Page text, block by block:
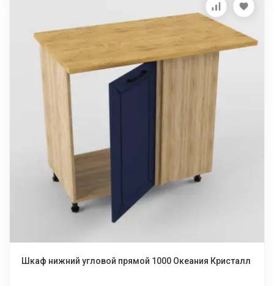
Шкаф нижний угловой прямой 1000 Океания Кристалл